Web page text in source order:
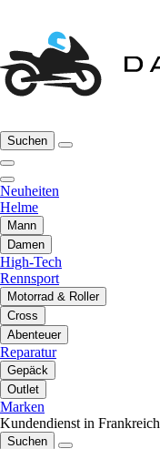
Suchen
Neuheiten
Helme
Mann
Damen
High-Tech
Rennsport
Motorrad & Roller
Cross
Abenteuer
Reparatur
Gepäck
Outlet
Marken
Kundendienst in Frankreich
Suchen